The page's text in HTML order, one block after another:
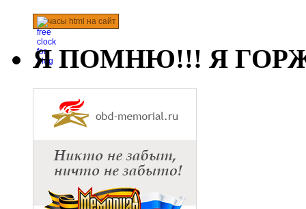
часы html на сайт
Я ПОМНЮ!!! Я